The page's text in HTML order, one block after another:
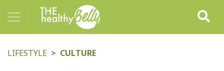
LIFESTYLE CULTURE